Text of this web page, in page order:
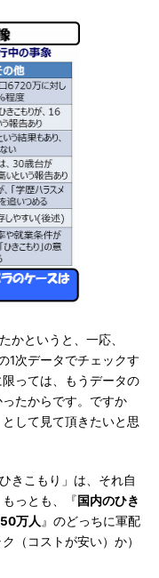
かというと、一応、
1次データでチェックす
っては、もうデータの
たからです。ですか
して見て頂きたいと思
きこもり」は、それ自
っとも、『国内のひき
万人 』のどっちに軍配
（コストが安い）か）